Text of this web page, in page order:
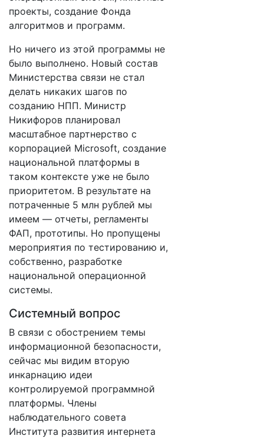
проекты, создание Фонда
алгоритмов и программ.
Но ничего из этой программы не
было выполнено. Новый состав
Министерства связи не стал
делать никаких шагов по
созданию НПП. Министр
Никифоров планировал
масштабное партнерство с
корпорацией Microsoft, создание
национальной платформы в
таком контексте уже не было
приоритетом. В результате на
потраченные 5 млн рублей мы
имеем — отчеты, регламенты
ФАП, прототипы. Но пропущены
мероприятия по тестированию и,
собственно, разработке
национальной операционной
системы.
Системный вопрос
В связи с обострением темы
информационной безопасности,
сейчас мы видим вторую
инкарнацию идеи
контролируемой программной
платформы. Члены
наблюдательного совета
Института развития интернета